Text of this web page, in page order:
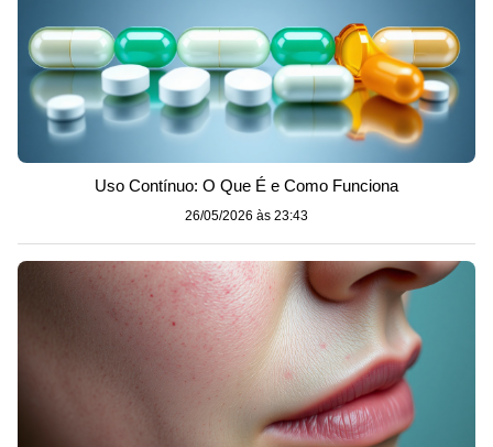
Uso Contínuo: O Que É e Como Funciona
26/05/2026 às 23:43